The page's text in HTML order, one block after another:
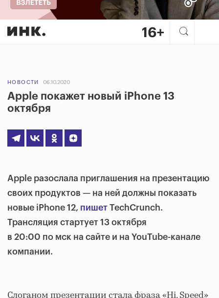
НОВОСТИ 06.10.2020
Apple покажет новый iPhone 13
октября
Apple разослала приглашения на презентацию
своих продуктов — на ней должны показать
новые iPhone 12, пишет TechCrunch.
Трансляция стартует 13 октября
в 20:00 по мск на сайте и на YouTube-канале
компании.